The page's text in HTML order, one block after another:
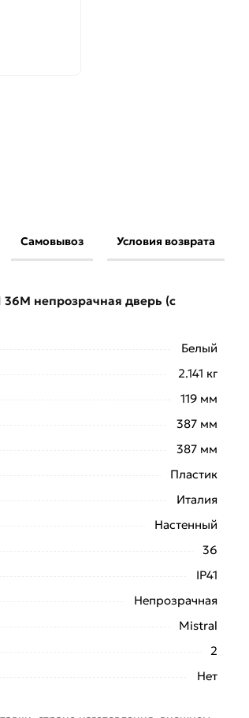
Самовывоз Условия возврата
с Вами для согласования условий
36М непрозрачная дверь (с
Белый
2.141 кг
119 мм
387 мм
387 мм
Пластик
Италия
Настенный
36
IP41
Непрозрачная
Mistral
2
Нет